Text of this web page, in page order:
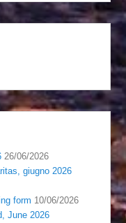
26/06/2026
giugno 2026
form 10/06/2026
June 2026